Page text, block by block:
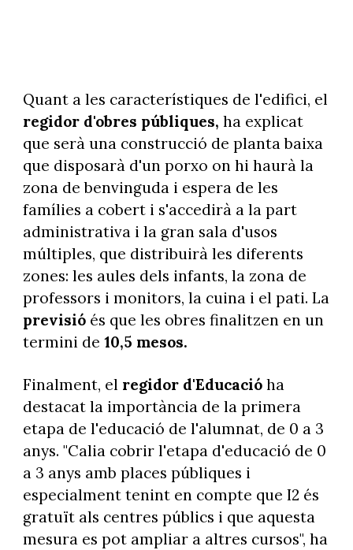
Quant a les característiques de l'edifici, el
regidor d'obres públiques, ha explicat
que serà una construcció de planta baixa
que disposarà d'un porxo on hi haurà la
zona de benvinguda i espera de les
famílies a cobert i s'accedirà a la part
administrativa i la gran sala d'usos
múltiples, que distribuirà les diferents
zones: les aules dels infants, la zona de
professors i monitors, la cuina i el pati. La
previsióés que les obres finalitzen en un
termini de 10,5 mesos.
Finalment, el regidor d'Educacióha
destacat la importància de la primera
etapa de l'educació de l'alumnat, de 0 a 3
anys. "Calia cobrir l'etapa d'educació de 0
a 3 anys amb places públiques i
especialment tenint en compte que I2 és
gratuït als centres públics i que aquesta
mesura es pot ampliar a altres cursos", ha